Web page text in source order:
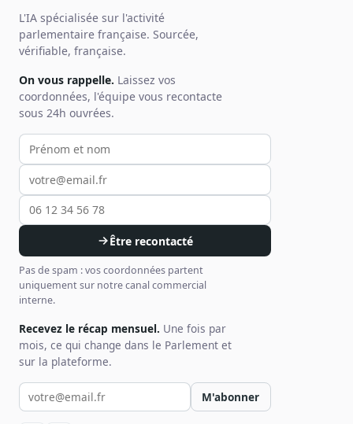
L'IA spécialisée sur l'activité
parlementaire française. Sourcée,
vérifiable, française.
On vous rappelle. Laissez vos
coordonnées, l'équipe vous recontacte
sous 24h ouvrées.
Votre prénom et nom
Votre email
Votre téléphone
Être recontacté
Pas de spam : vos coordonnées partent
uniquement sur notre canal commercial
interne.
Recevez le récap mensuel. Une fois par
mois, ce qui change dans le Parlement et
sur la plateforme.
Votre email pour la newsletter
M'abonner